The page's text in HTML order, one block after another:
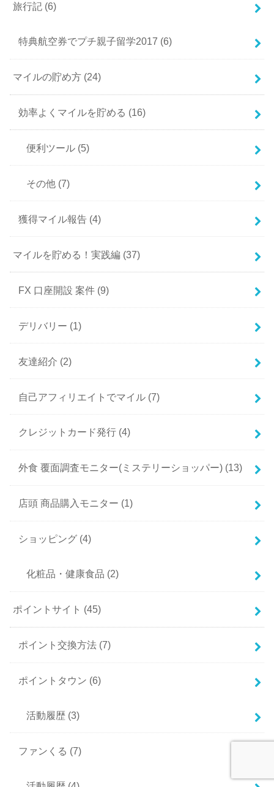
旅行記 (6)
特典航空券でプチ親子留学2017 (6)
マイルの貯め方 (24)
効率よくマイルを貯める (16)
便利ツール (5)
その他 (7)
獲得マイル報告 (4)
マイルを貯める！実践編 (37)
FX 口座開設 案件 (9)
デリバリー (1)
友達紹介 (2)
自己アフィリエイトでマイル (7)
クレジットカード発行 (4)
外食 覆面調査モニター(ミステリーショッパー) (13)
店頭 商品購入モニター (1)
ショッピング (4)
化粧品・健康食品 (2)
ポイントサイト (45)
ポイント交換方法 (7)
ポイントタウン (6)
活動履歴 (3)
ファンくる (7)